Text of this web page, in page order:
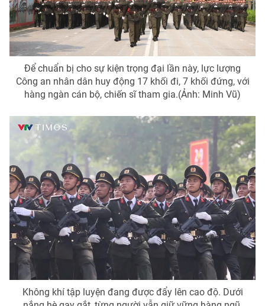
thông tin từ website này.
Để chuẩn bị cho sự kiện trọng đại lần này, lực lượng
Công an nhân dân huy động 17 khối đi, 7 khối đứng, với
hàng ngàn cán bộ, chiến sĩ tham gia.(Ảnh: Minh Vũ)
Không khí tập luyện đang được đẩy lên cao độ. Dưới